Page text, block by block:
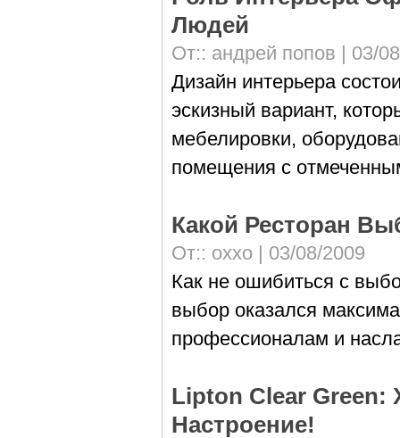
Людей
От:: андрей попов | 03/
Дизайн интерьера
эскизный вариант,
мебелировки,
помещения с
Какой Ресторан
От:: оххо | 03/08/2009
Как не ошибиться с
выбор оказался
профессионалам и
Lipton Clear Green:
Настроение!